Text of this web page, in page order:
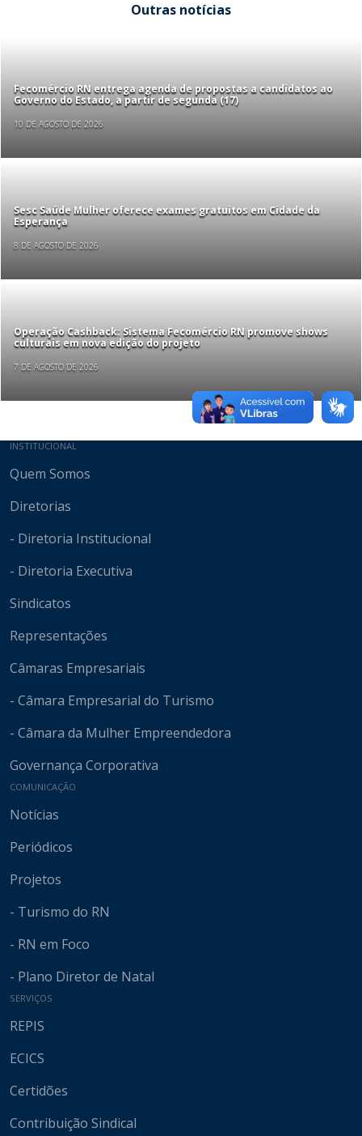
Outras notícias
Fecomércio RN entrega agenda de propostas a candidatos ao
Governo do Estado, a partir de segunda (17)
10 DE AGOSTO DE 2026
Sesc Saúde Mulher oferece exames gratuitos em Cidade da
Esperança
8 DE AGOSTO DE 2026
Operação Cashback: Sistema Fecomércio RN promove shows
culturais em nova edição do projeto
7 DE AGOSTO DE 2026
Mapa do site
INSTITUCIONAL
Quem Somos
Diretorias
- Diretoria Institucional
- Diretoria Executiva
Sindicatos
Representações
Câmaras Empresariais
- Câmara Empresarial do Turismo
- Câmara da Mulher Empreendedora
Governança Corporativa
COMUNICAÇÃO
Notícias
Periódicos
Projetos
- Turismo do RN
- RN em Foco
- Plano Diretor de Natal
SERVIÇOS
REPIS
ECICS
Certidões
Contribuição Sindical